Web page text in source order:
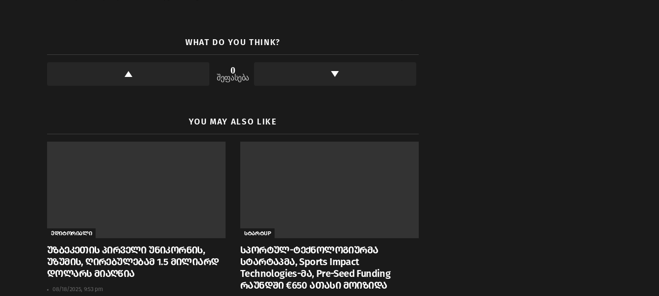
WHAT DO YOU THINK?
0
შეფასება
YOU MAY ALSO LIKE
ედიტორიალი
უზბეკეთის პირველი უნიკორნის,
უზუმის, ღირებულებამ 1.5 მილიარდ
დოლარს მიაღწია
08/18/2025, 9:53 pm
სტარტUP
სპორტულ-ტექნოლოგიურმა
სტარტაპმა, Sports Impact
Technologies-მა, Pre-Seed Funding
რაუნდში €650 ათასი მოიზიდა